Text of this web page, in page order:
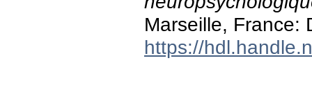
Marseille, France:
https://